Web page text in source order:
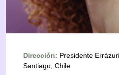
Dirección: Presidente
Santiago, Chile